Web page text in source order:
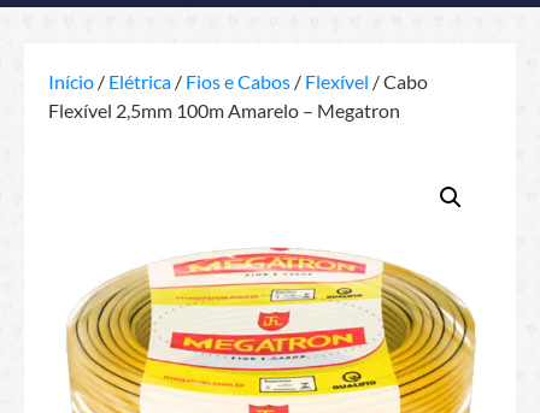
Início / Elétrica / Fios e Cabos / Flexível / Cabo
Flexível 2,5mm 100m Amarelo – Megatron